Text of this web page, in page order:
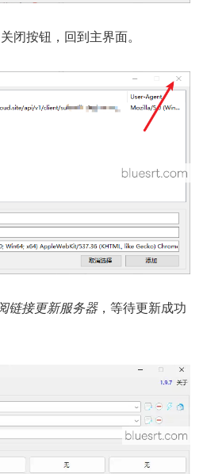
闭按钮，回到主界面。
链接更新服务器，等待更新成功